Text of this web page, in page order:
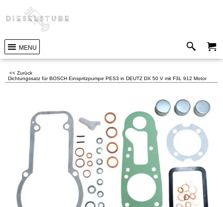
MENU
<< Zurück
Dichtungssatz für BOSCH Einspritzpumpe PES3 in DEUTZ DX 50 V mit F3L 912 Motor